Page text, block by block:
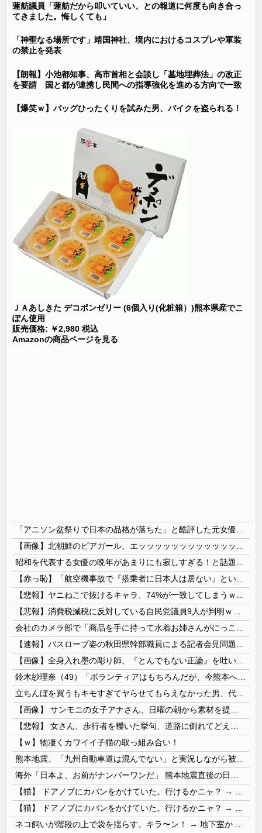
蓮舫議員「蓮舫だから叩いていい、との報道に何度も向き合っ
てきました。悔しくても」
「神聖なる場所です」靖国神社、境内におけるコスプレや軍装
の禁止を発表
【朗報】小池都知事、高市首相と会談し「墓地埋葬法」の改正
を要請 国と都が連携し民間への指導強化を進める方向で一致
【爆笑ｗ】バッグひったくりを試みた男、バイクを盗られる！
ＪＡあしきた デコポンゼリー (6個入り(化粧箱）)熊本県産でこ
ぽん使用
販売価格: ￥2,980 税込
Amazonの商品ページを見る
【ｗ】物凄くカワイイ子猫の取っ組み合い！